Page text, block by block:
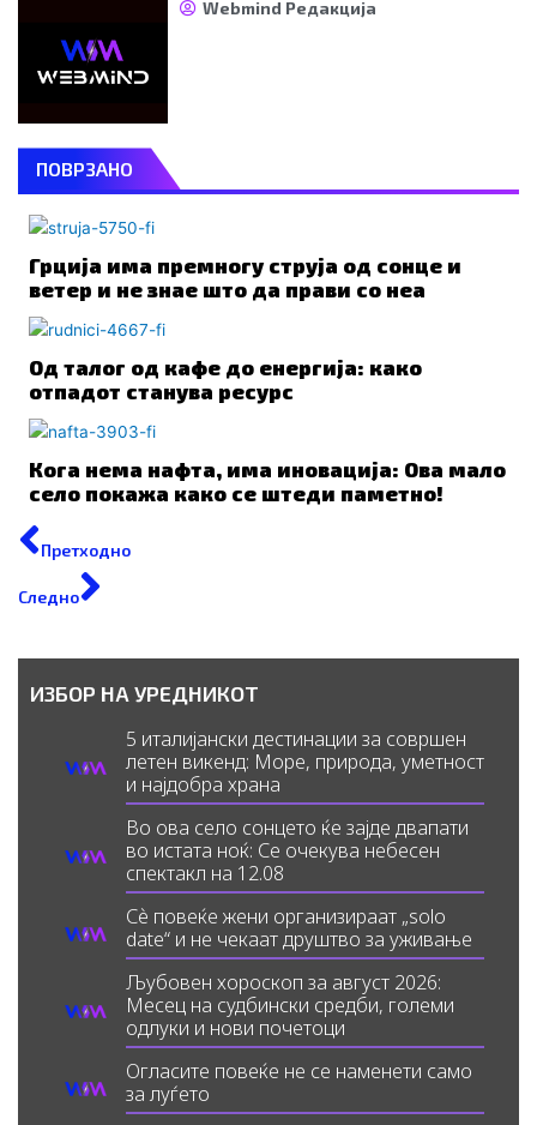
Webmind Редакција
ПОВРЗАНО
Грција има премногу струја од сонце и
ветер и не знае што да прави со неа
Од талог од кафе до енергија: како
отпадот станува ресурс
Кога нема нафта, има иновација: Ова мало
село покажа како се штеди паметно!
Prev
Претходно
Следно
Next
ИЗБОР НА УРЕДНИКОТ
5 италијански дестинации за совршен
летен викенд: Море, природа, уметност
и најдобра храна
Во ова село сонцето ќе зајде двапати
во истата ноќ: Се очекува небесен
спектакл на 12.08
Сè повеќе жени организираат „solo
date“ и не чекаат друштво за уживање
Љубовен хороскоп за август 2026:
Месец на судбински средби, големи
одлуки и нови почетоци
Огласите повеќе не се наменети само
за луѓето